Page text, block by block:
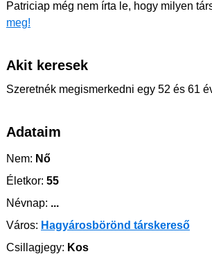
Patriciap még nem írta le, hogy milyen
meg!
Akit keresek
Szeretnék megismerkedni egy 52 és 61
Adataim
Nem: Nő
Életkor: 55
Névnap: ...
Város: Hagyárosbörönd társkereső
Csillagjegy: Kos